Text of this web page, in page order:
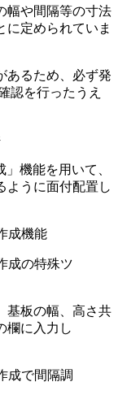
幅や間隔等の寸法
に定められていま
あるため、必ず発
認を行ったうえ
機能を用いて、
ように面付配置し
基板の幅、高さ共
欄に入力し